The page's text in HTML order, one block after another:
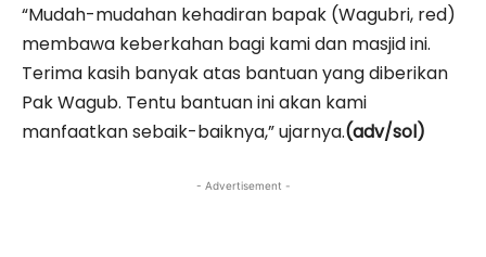
“Mudah-mudahan kehadiran bapak (Wagubri, red)
membawa keberkahan bagi kami dan masjid ini.
Terima kasih banyak atas bantuan yang diberikan
Pak Wagub. Tentu bantuan ini akan kami
manfaatkan sebaik-baiknya,” ujarnya.(adv/sol)
- Advertisement -